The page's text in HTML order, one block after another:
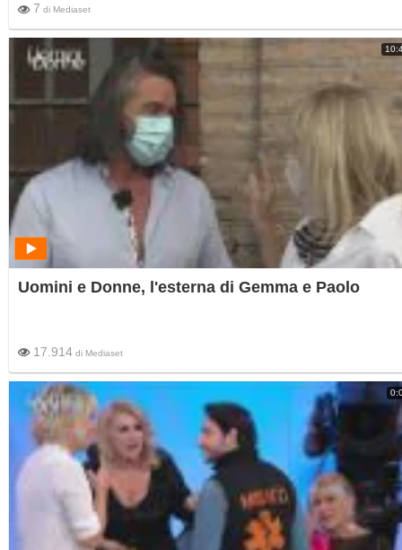
7 di Mediaset
Uomini e Donne, l'esterna di Gemma e Paolo
17.914 di Mediaset